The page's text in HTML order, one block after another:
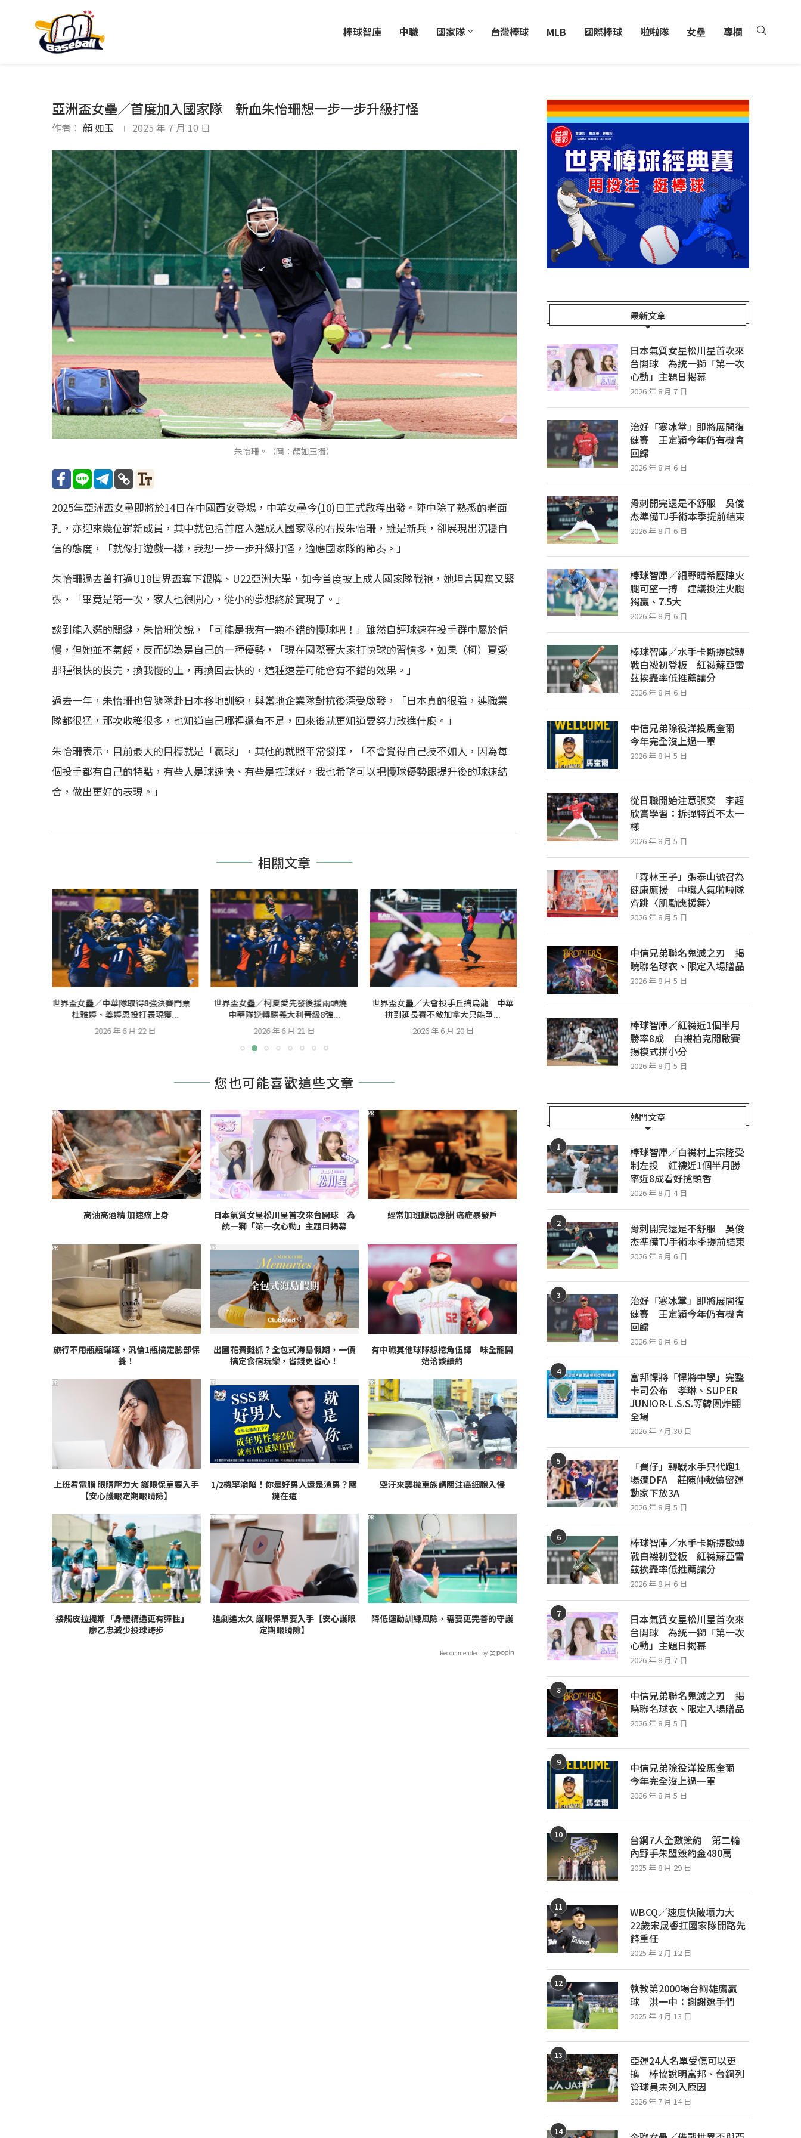
棒球智庫 中職 國家隊 台灣棒球 MLB 國際棒球 啦啦隊 女壘 專欄
亞洲盃女壘／首度加入國家隊 新血朱怡珊想一步一步升級打怪
作者： 顏 如玉 2025 年 7 月 10 日
朱怡珊。（圖：顏如玉攝）
2025年亞洲盃女壘即將於14日在中國西安登場，中華女壘今(10)日正式啟程出發。陣中除了熟悉的老面
孔，亦迎來幾位嶄新成員，其中就包括首度入選成人國家隊的右投朱怡珊，雖是新兵，卻展現出沉穩自
信的態度，「就像打遊戲一樣，我想一步一步升級打怪，適應國家隊的節奏。」
朱怡珊過去曾打過U18世界盃奪下銀牌、U22亞洲大學，如今首度披上成人國家隊戰袍，她坦言興奮又緊
張，「畢竟是第一次，家人也很開心，從小的夢想終於實現了。」
談到能入選的關鍵，朱怡珊笑說，「可能是我有一顆不錯的慢球吧！」雖然自評球速在投手群中屬於偏
慢，但她並不氣餒，反而認為是自己的一種優勢，「現在國際賽大家打快球的習慣多，如果（柯）夏愛
那種很快的投完，換我慢的上，再換回去快的，這種速差可能會有不錯的效果。」
過去一年，朱怡珊也曾隨隊赴日本移地訓練，與當地企業隊對抗後深受啟發，「日本真的很強，連職業
隊都很猛，那次收穫很多，也知道自己哪裡還有不足，回來後就更知道要努力改進什麼。」
朱怡珊表示，目前最大的目標就是「贏球」，其他的就照平常發揮，「不會覺得自己技不如人，因為每
個投手都有自己的特點，有些人是球速快、有些是控球好，我也希望可以把慢球優勢跟提升後的球速結
合，做出更好的表現。」
相關文章
世界盃女壘／中華隊取得8強決賽門票
杜雅婷、姜婷恩投打表現獲...
2026 年 6 月 22 日
世界盃女壘／柯夏愛先發後援兩頭燒
中華隊逆轉勝義大利晉級8強...
2026 年 6 月 21 日
世界盃女壘／大會投手丘搞烏龍 中華
拼到延長賽不敵加拿大只能爭...
2026 年 6 月 20 日 2026 年 6 月 20 日 2026 年 6 月 19 日
您也可能喜歡這些文章
高油高酒精 加速癌上身
PR
日本氣質女星松川星首次來台開球 為
統一獅「第一次心動」主題日揭幕
經常加班飯局應酬 癌症暴發戶
PR
旅行不用瓶瓶罐罐，汎倫1瓶搞定臉部保
養！
PR
出國花費難抓？全包式海島假期，一價
搞定食宿玩樂，省錢更省心！
PR
有中職其他球隊想挖角伍鐸 味全龍開
始洽談續約
上班看電腦 眼睛壓力大 護眼保單要入手
【安心護眼定期眼睛險】
PR
1/2機率淪陷！你是好男人還是渣男？關
鍵在這
PR
空汙來襲機車族請關注癌細胞入侵
PR
接觸皮拉提斯「身體構造更有彈性」
廖乙忠減少投球跨步
追劇追太久 護眼保單要入手【安心護眼
定期眼睛險】
PR
降低運動訓練風險，需要更完善的守護
PR
Recommended by
最新文章
日本氣質女星松川星首次來
台開球 為統一獅「第一次
心動」主題日揭幕
2026 年 8 月 7 日
治好「寒冰掌」即將展開復
健賽 王定穎今年仍有機會
回歸
2026 年 8 月 6 日
骨刺開完還是不舒服 吳俊
杰準備TJ手術本季提前結束
2026 年 8 月 6 日
棒球智庫／細野晴希壓陣火
腿可望一搏 建議投注火腿
獨贏、7.5大
2026 年 8 月 6 日
棒球智庫／水手卡斯提歐轉
戰白襪初登板 紅襪蘇亞雷
茲挨轟率低推薦讓分
2026 年 8 月 6 日
中信兄弟除役洋投馬奎爾
今年完全沒上過一軍
2026 年 8 月 5 日
從日職開始注意張奕 李超
欣賞學習：拆彈特質不太一
樣
2026 年 8 月 5 日
「森林王子」張泰山號召為
健康應援 中職人氣啦啦隊
齊跳〈肌勵應援舞〉
2026 年 8 月 5 日
中信兄弟聯名鬼滅之刃 揭
曉聯名球衣、限定入場贈品
2026 年 8 月 5 日
棒球智庫／紅襪近1個半月
勝率8成 白襪柏克開啟賽
揚模式拼小分
2026 年 8 月 5 日
熱門文章
1
棒球智庫／白襪村上宗隆受
制左投 紅襪近1個半月勝
率近8成看好搶頭香
2026 年 8 月 4 日
2
骨刺開完還是不舒服 吳俊
杰準備TJ手術本季提前結束
2026 年 8 月 6 日
3
治好「寒冰掌」即將展開復
健賽 王定穎今年仍有機會
回歸
2026 年 8 月 6 日
4
富邦悍將「悍將中學」完整
卡司公布 孝琳、SUPER
JUNIOR-L.S.S.等韓團炸翻
全場
2026 年 7 月 30 日
5
「費仔」轉戰水手只代跑1
場遭DFA 莊陳仲敖續留運
動家下放3A
2026 年 8 月 5 日
6
棒球智庫／水手卡斯提歐轉
戰白襪初登板 紅襪蘇亞雷
茲挨轟率低推薦讓分
2026 年 8 月 6 日
7
日本氣質女星松川星首次來
台開球 為統一獅「第一次
心動」主題日揭幕
2026 年 8 月 7 日
8
中信兄弟聯名鬼滅之刃 揭
曉聯名球衣、限定入場贈品
2026 年 8 月 5 日
9
中信兄弟除役洋投馬奎爾
今年完全沒上過一軍
2026 年 8 月 5 日
10
台鋼7人全數簽約 第二輪
內野手朱盟簽約金480萬
2025 年 8 月 29 日
11
WBCQ／速度快破壞力大
22歲宋晟睿扛國家隊開路先
鋒重任
2025 年 2 月 12 日
12
執教第2000場台鋼雄鷹贏
球 洪一中：謝謝選手們
2025 年 4 月 13 日
13
亞運24人名單受傷可以更
換 棒協說明富邦、台鋼列
管球員未列入原因
2026 年 7 月 14 日
14